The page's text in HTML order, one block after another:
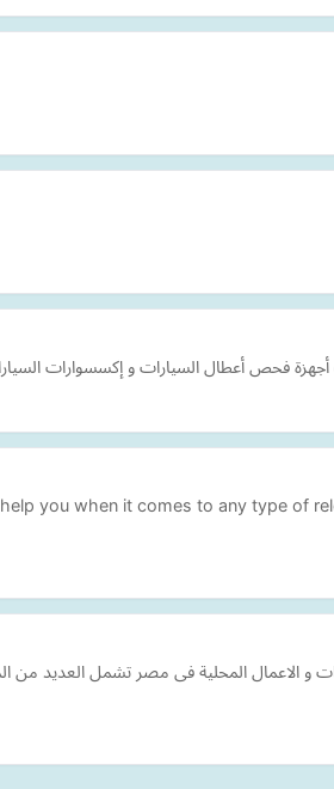
you when it comes to any type of
و الاعمال المحلية فى مصر تشمل العديد